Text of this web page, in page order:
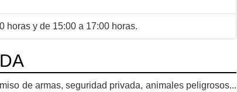
horas y de 15:00 a 17:00 horas.
de armas, seguridad privada, animales peligrosos...